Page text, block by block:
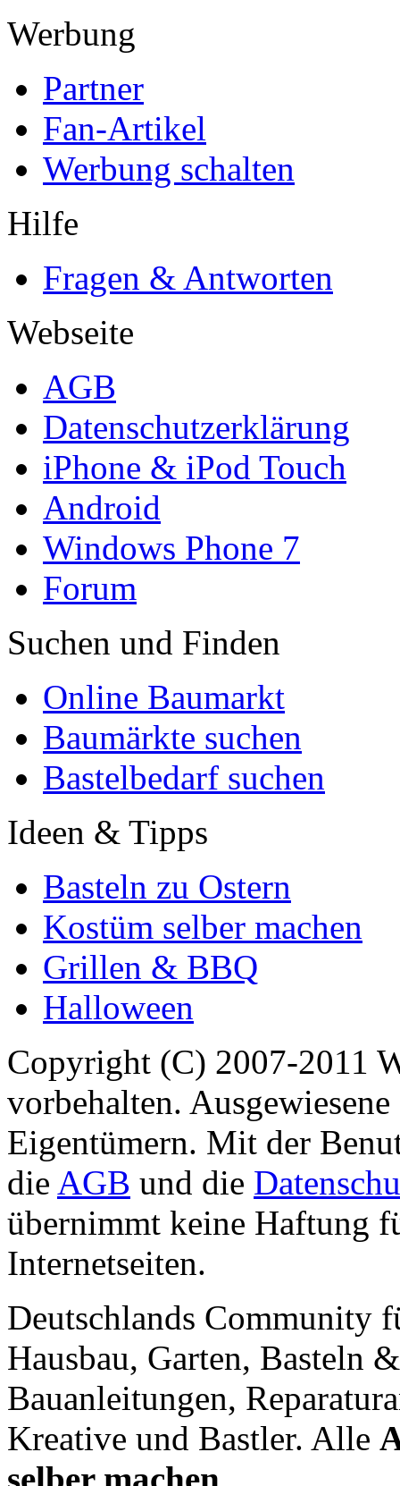
Werbung
Partner
Fan-Artikel
Werbung schalten
Hilfe
Fragen & Antworten
Webseite
AGB
Datenschutzerklärung
iPhone & iPod Touch
Android
Windows Phone 7
Forum
Suchen und Finden
Online Baumarkt
Baumärkte suchen
Bastelbedarf suchen
Ideen & Tipps
Basteln zu Ostern
Kostüm selber machen
Grillen & BBQ
Halloween
Copyright (C) 2007-2011
vorbehalten.
Eigentümern. Mit der
die AGB und die
übernimmt keine Haftung
Internetseiten.
Deutschlands Community
Hausbau, Garten, Basteln
Bauanleitungen,
Kreative und Bastler. Alle